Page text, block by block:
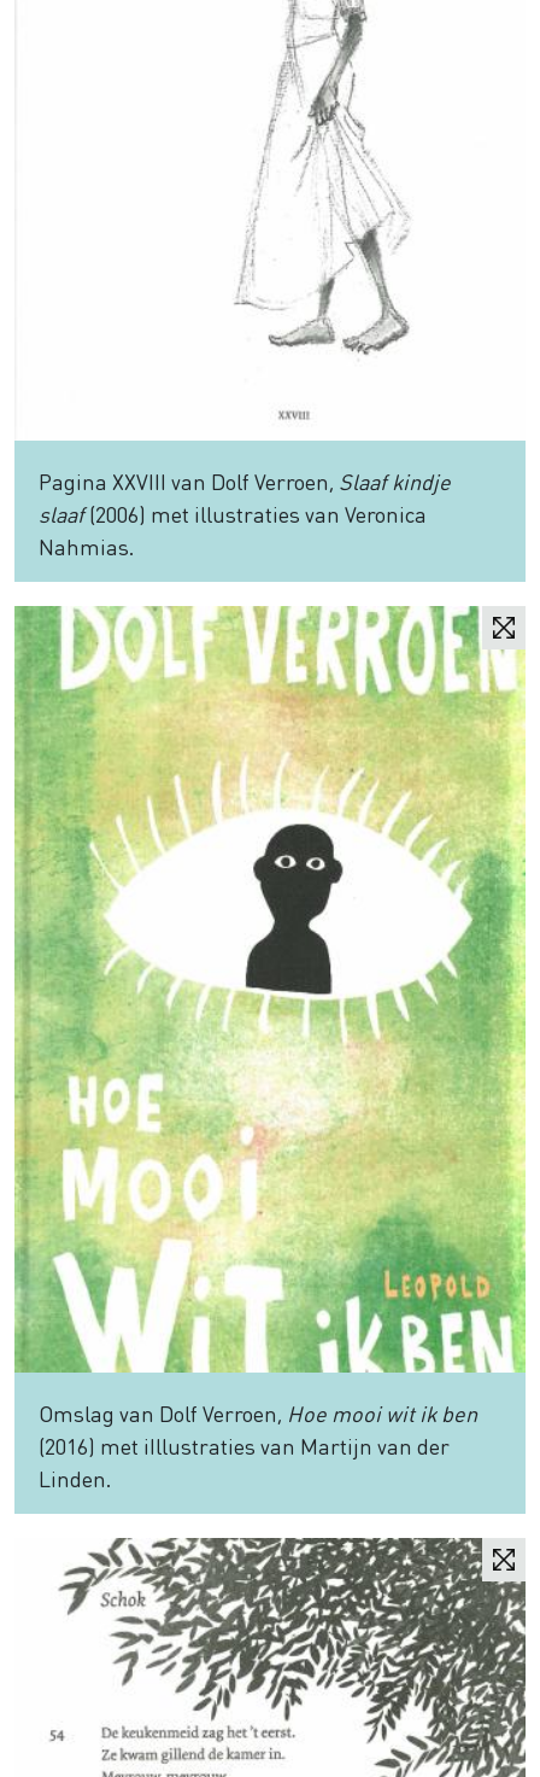
Pagina XXVIII van Dolf Verroen, Slaaf kindje
slaaf(2006) met illustraties van Veronica
Nahmias.
Omslag van Dolf Verroen, Hoe mooi wit ik ben
(2016) met iIllustraties van Martijn van der
Linden.